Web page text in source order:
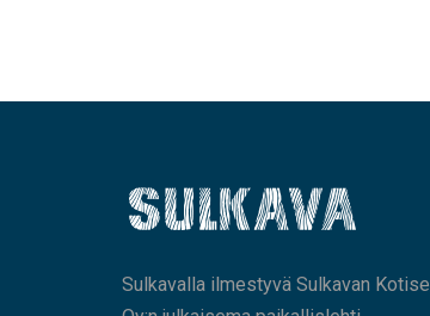
Sulkavalla ilmestyvä Sulkavan